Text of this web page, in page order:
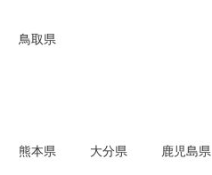
鳥取県
熊本県 大分県 鹿児島県